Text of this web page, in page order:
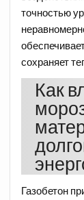
точностью
сохраняет
Как
Газобетон